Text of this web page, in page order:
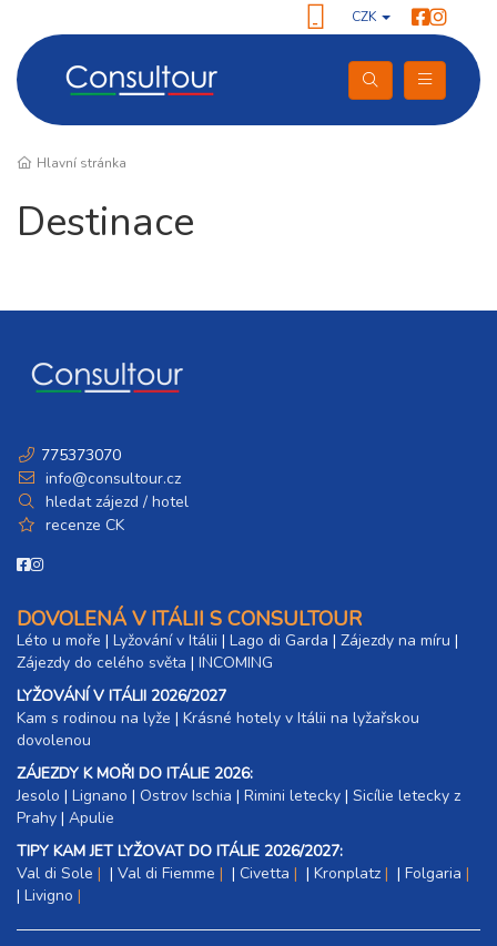
CZK
Hlavní stránka
Destinace
775373070
info@consultour.cz
hledat zájezd / hotel
recenze CK
DOVOLENÁ V ITÁLII S CONSULTOUR
Léto u moře | Lyžování v Itálii | Lago di Garda | Zájezdy na míru |
Zájezdy do celého světa | INCOMING
LYŽOVÁNÍ V ITÁLII 2026/2027
Kam s rodinou na lyže |​ Krásné hotely v Itálii na lyžařskou
dovolenou
ZÁJEZDY K MOŘI DO ITÁLIE 2026:
Jesolo | Lignano | Ostrov Ischia | Rimini letecky | Sicílie letecky z
Prahy | Apulie
TIPY KAM JET LYŽOVAT DO ITÁLIE 2026/2027:
Val di Sole
| Val di Fiemme | Civetta | Kronplatz | Folgaria
| Livigno